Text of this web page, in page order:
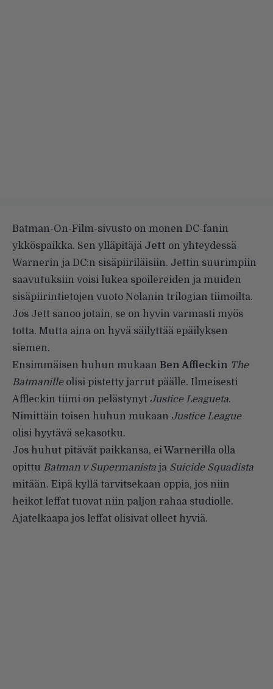
Batman-On-Film-sivusto on monen DC-fanin
ykköspaikka. Sen ylläpitäjä Jett on yhteydessä
Warnerin ja DC:n sisäpiiriläisiin. Jettin suurimpiin
saavutuksiin voisi lukea spoilereiden ja muiden
sisäpiirintietojen vuoto Nolanin trilogian tiimoilta.
Jos Jett sanoo jotain, se on hyvin varmasti myös
totta. Mutta aina on hyvä säilyttää epäilyksen
siemen.
Ensimmäisen huhun mukaan Ben Affleckin The
Batmanilleolisi pistetty jarrut päälle. Ilmeisesti
Affleckin tiimi on pelästynyt Justice Leagueta.
Nimittäin toisen huhun mukaan Justice League
olisi hyytävä sekasotku.
Jos huhut pitävät paikkansa, ei Warnerilla olla
opittu Batman v Supermanista ja Suicide Squadista
mitään. Eipä kyllä tarvitsekaan oppia, jos niin
heikot leffat tuovat niin paljon rahaa studiolle.
Ajatelkaapa jos leffat olisivat olleet hyviä.